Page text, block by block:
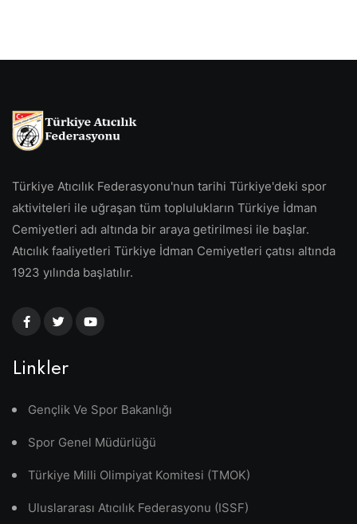
Türkiye Atıcılık Federasyonu'nun tarihi Türkiye'deki spor
aktiviteleri ile uğraşan tüm toplulukların Türkiye İdman
Cemiyetleri adı altında bir araya getirilmesi ile başlar.
Atıcılık faaliyetleri Türkiye İdman Cemiyetleri çatısı altında
1923 yılında başlatılır.
Linkler
Gençlik Ve Spor Bakanlığı
Spor Genel Müdürlüğü
Türkiye Milli Olimpiyat Komitesi (TMOK)
Uluslararası Atıcılık Federasyonu (ISSF)